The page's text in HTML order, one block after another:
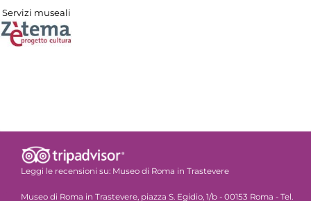
Servizi museali
Leggi le recensioni su: Museo di Roma in Trastevere
Museo di Roma in Trastevere, piazza S. Egidio, 1/b - 00153 Roma - Tel.